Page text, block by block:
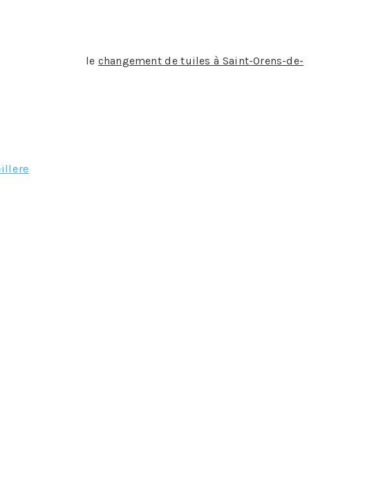
le changement de tuiles à Saint-Orens-de-